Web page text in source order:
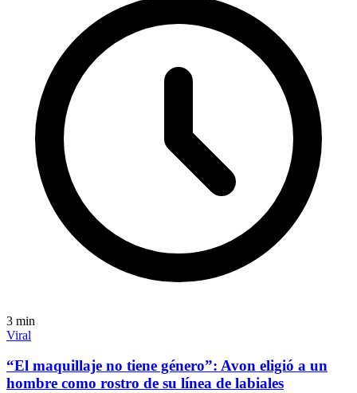
3 min
Viral
“El maquillaje no tiene género”: Avon eligió a un
hombre como rostro de su línea de labiales